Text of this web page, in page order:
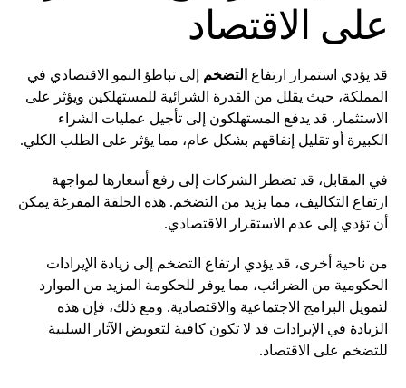
على الاقتصاد
قد يؤدي استمرار ارتفاع التضخم إلى تباطؤ النمو الاقتصادي في
المملكة، حيث يقلل من القدرة الشرائية للمستهلكين ويؤثر على
الاستثمار. قد يدفع المستهلكون إلى تأجيل عمليات الشراء
الكبيرة أو تقليل إنفاقهم بشكل عام، مما يؤثر على الطلب الكلي.
في المقابل، قد تضطر الشركات إلى رفع أسعارها لمواجهة
ارتفاع التكاليف، مما يزيد من التضخم. هذه الحلقة المفرغة يمكن
أن تؤدي إلى عدم الاستقرار الاقتصادي.
من ناحية أخرى، قد يؤدي ارتفاع التضخم إلى زيادة الإيرادات
الحكومية من الضرائب، مما يوفر للحكومة المزيد من الموارد
لتمويل البرامج الاجتماعية والاقتصادية. ومع ذلك، فإن هذه
الزيادة في الإيرادات قد لا تكون كافية لتعويض الآثار السلبية
للتضخم على الاقتصاد.